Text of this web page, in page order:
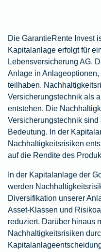
Die GarantieRente Invest
Kapitalanlage erfolgt für
Lebensversicherung AG.
Anlage in
teilhaben.
Versicherungstechnik als
entstehen. Die
Versicherungstechnik
Bedeutung. In der
Nachhaltigkeitsrisiken
auf die Rendite des
In der Kapitalanlage der
werden
Diversifikation unserer
Asset-Klassen und
reduziert. Darüber hinaus
Nachhaltigkeitsrisiken